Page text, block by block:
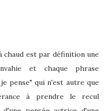
est par définition une
et chaque phrase
pense" qui n'est autre que
à prendre le recul